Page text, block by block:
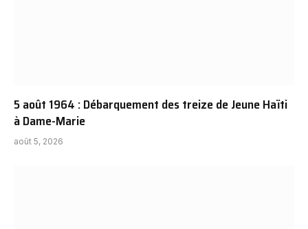
5 août 1964 : Débarquement des treize de Jeune Haïti
à Dame-Marie
août 5, 2026